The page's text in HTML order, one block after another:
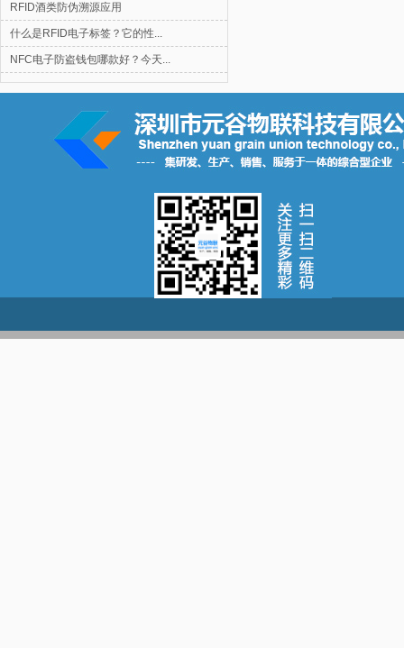
RFID酒类防伪溯源应用
什么是RFID电子标签？它的性...
NFC电子防盗钱包哪款好？今天...